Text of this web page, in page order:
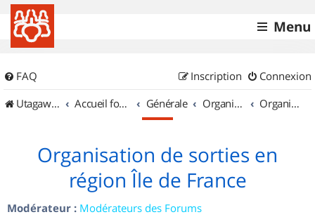
Menu
FAQ Connexion
Inscription
UtagawaVTT (Randos VTT et VTTAE avec traces GPS)
Accueil forum Générale Organisation de sorties & Recherche de partenaires Organisation de sorties en région Île de France
Organisation de sorties en
région Île de France
Modérateur : Modérateurs des Forums